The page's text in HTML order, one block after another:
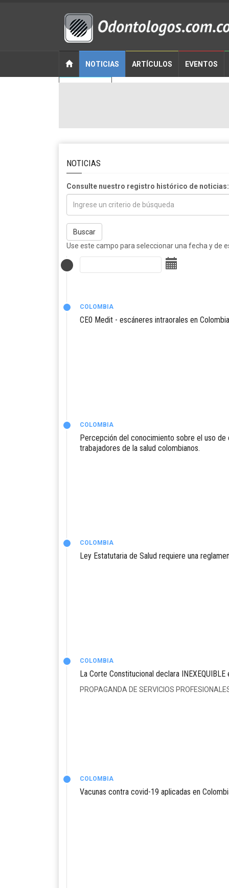
NOTICIAS ARTÍCULOS EVENTOS
NOTICIAS
Consulte nuestro registro histórico de noticias:
Buscar
Use este campo para seleccionar una fecha y de
COLOMBIA
CE0 Medit - escáneres intraorales en Colombia
COLOMBIA
Percepción del conocimiento sobre el uso
trabajadores de la salud colombianos.
COLOMBIA
Ley Estatutaria de Salud requiere una
COLOMBIA
La Corte Constitucional declara
PROPAGANDA DE SERVICIOS
COLOMBIA
Vacunas contra covid-19 aplicadas en